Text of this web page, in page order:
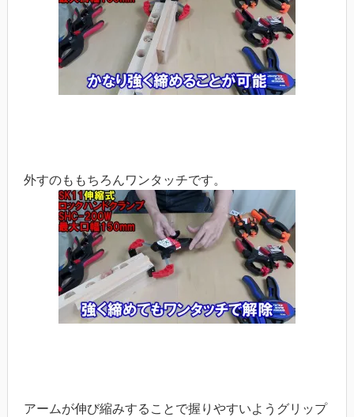
外すのももちろんワンタッチです。
アームが伸び縮みすることで握りやすいようグリップ